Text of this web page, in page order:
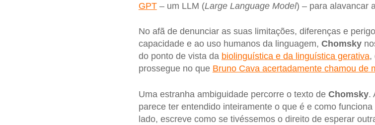
GPT– um LLM (Large Language Model) – para alavancar
No afã de denunciar as suas limitações, diferenças e
capacidade e ao uso humanos da linguagem, Chomsky
do ponto de vista da biolinguística e da linguística gerativa,
prossegue no que Bruno Cava acertadamente chamou de
Uma estranha ambiguidade percorre o texto de Chomsky.
parece ter entendido inteiramente o que é e como funciona
lado, escreve como se tivéssemos o direito de esperar